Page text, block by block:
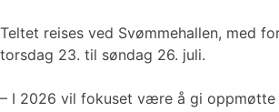
Teltet reises ved Svømmehallen, med
torsdag 23. til søndag 26. juli.
– I 2026 vil fokuset være å gi oppmøtte